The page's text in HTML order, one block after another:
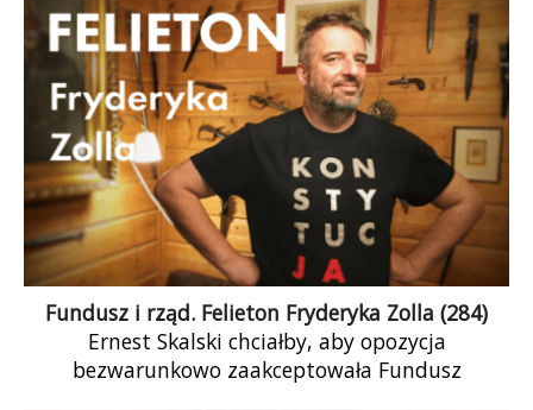
Fundusz i rząd. Felieton Fryderyka Zolla (284)
Ernest Skalski chciałby, aby opozycja
bezwarunkowo zaakceptowała Fundusz